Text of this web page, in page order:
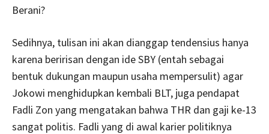
Berani?
Sedihnya, tulisan ini akan dianggap tendensius hanya
karena beririsan dengan ide SBY (entah sebagai
bentuk dukungan maupun usaha mempersulit) agar
Jokowi menghidupkan kembali BLT, juga pendapat
Fadli Zon yang mengatakan bahwa THR dan gaji ke-13
sangat politis. Fadli yang di awal karier politiknya